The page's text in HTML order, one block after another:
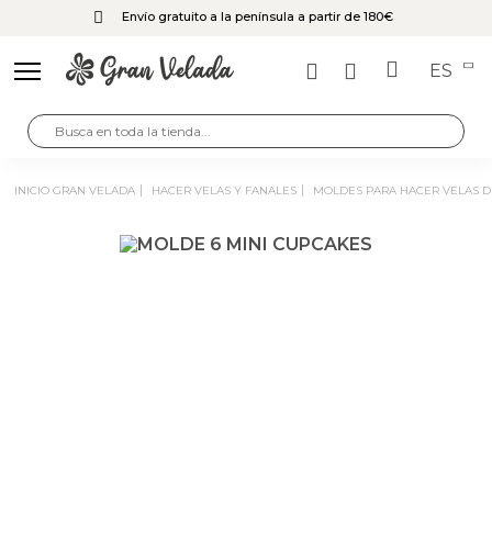
Envío gratuito a la península a partir de 180€
ES
INICIO GRAN VELADA HACER VELAS Y FANALES MOLDES PARA HACER VELAS